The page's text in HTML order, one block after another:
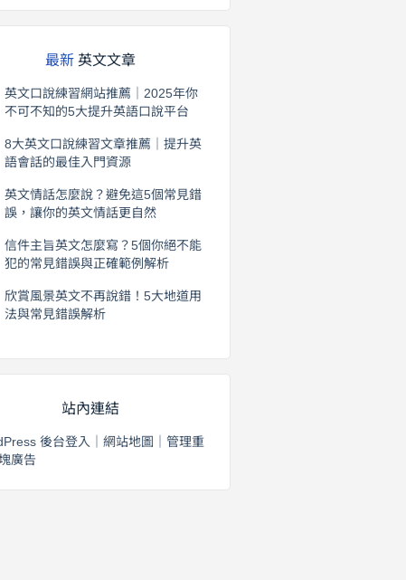
最新英文文章
英文口說練習網站推薦｜2025年你
不可不知的5大提升英語口說平台
8大英文口說練習文章推薦｜提升英
語會話的最佳入門資源
英文情話怎麼說？避免這5個常見錯
誤，讓你的英文情話更自然
信件主旨英文怎麼寫？5個你絕不能
犯的常見錯誤與正確範例解析
欣賞風景英文不再說錯！5大地道用
法與常見錯誤解析
站內連結
後台登入 網站地圖
管理重
廣告